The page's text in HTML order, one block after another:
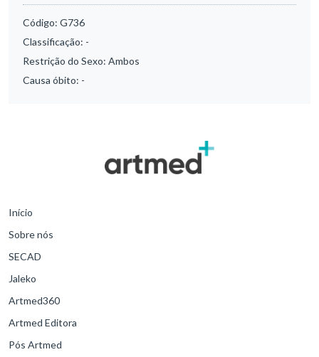
Código: G736
Classificação: -
Restrição do Sexo: Ambos
Causa óbito: -
Início
Sobre nós
SECAD
Jaleko
Artmed360
Artmed Editora
Pós Artmed